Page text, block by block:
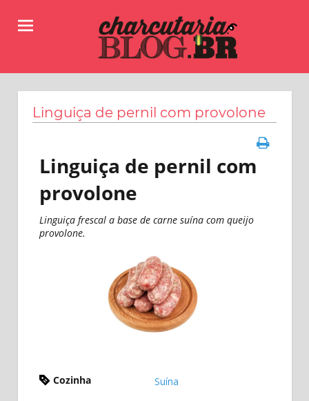
informações
fazer
linguiças,
salames,
e
muitos
Linguiça de pernil com provolone
Linguiça de pernil com
provolone
Linguiça frescal a base de carne suína com queijo
provolone.
Cozinha Suína